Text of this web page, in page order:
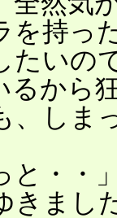
を持っ
たいの
るから
、しま
と・・
きまし